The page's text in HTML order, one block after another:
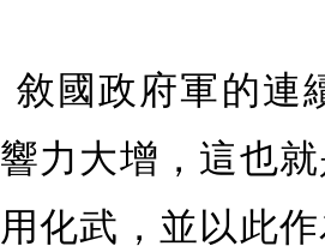
敘國政府軍的連
響力大增，這也
用化武，並以此